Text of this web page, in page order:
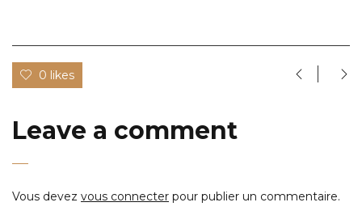
0 likes
Leave a comment
Vous devez vous connecter pour publier un commentaire.